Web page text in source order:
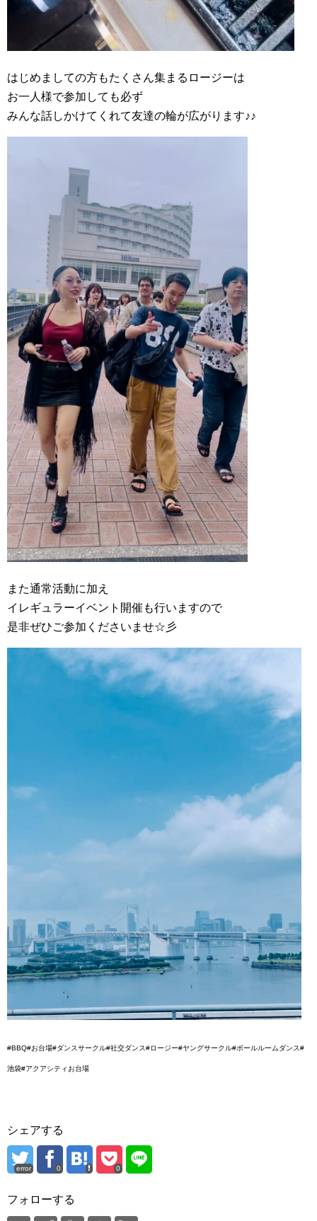
はじめましての方もたくさん集まるロージーは
お一人様で参加しても必ず
みんな話しかけてくれて友達の輪が広がります♪♪
また通常活動に加え
イレギュラーイベント開催も行いますので
是非ぜひご参加くださいませ☆彡
#BBQ#お台場#ダンスサークル#社交ダンス#ロージー#ヤングサークル#ボールルームダンス#
池袋#アクアシティお台場
シェアする
error 0 0
フォローする